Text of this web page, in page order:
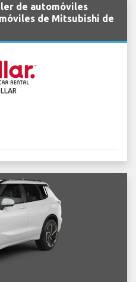
de automóviles
de Mitsubishi de